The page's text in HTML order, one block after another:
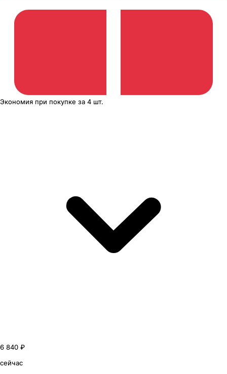
Экономия при покупке за 4 шт.
6 840 ₽
сейчас